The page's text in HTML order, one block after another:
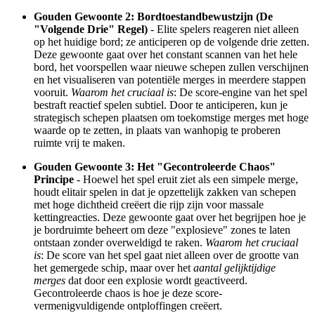
Gouden Gewoonte 2: Bordtoestandbewustzijn (De
"Volgende Drie" Regel) - Elite spelers reageren niet alleen
op het huidige bord; ze anticiperen op de volgende drie zetten.
Deze gewoonte gaat over het constant scannen van het hele
bord, het voorspellen waar nieuwe schepen zullen verschijnen
en het visualiseren van potentiële merges in meerdere stappen
vooruit. Waarom het cruciaal is: De score-engine van het spel
bestraft reactief spelen subtiel. Door te anticiperen, kun je
strategisch schepen plaatsen om toekomstige merges met hoge
waarde op te zetten, in plaats van wanhopig te proberen
ruimte vrij te maken.
Gouden Gewoonte 3: Het "Gecontroleerde Chaos"
Principe - Hoewel het spel eruit ziet als een simpele merge,
houdt elitair spelen in dat je opzettelijk zakken van schepen
met hoge dichtheid creëert die rijp zijn voor massale
kettingreacties. Deze gewoonte gaat over het begrijpen hoe je
je bordruimte beheert om deze "explosieve" zones te laten
ontstaan zonder overweldigd te raken. Waarom het cruciaal
is: De score van het spel gaat niet alleen over de grootte van
het gemergede schip, maar over het aantal gelijktijdige
merges dat door een explosie wordt geactiveerd.
Gecontroleerde chaos is hoe je deze score-
vermenigvuldigende ontploffingen creëert.